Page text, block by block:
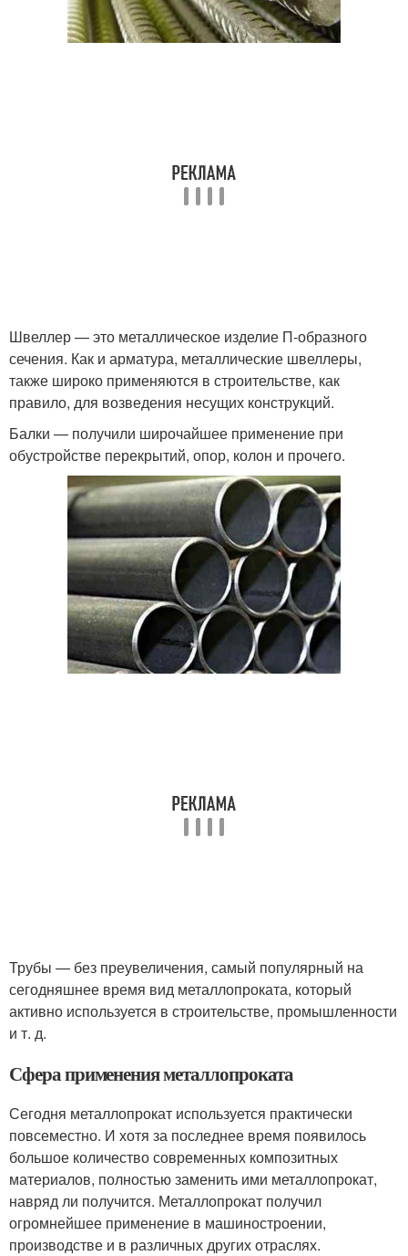
Швеллер — это металлическое изделие П-образного
сечения. Как и арматура, металлические швеллеры,
также широко применяются в строительстве, как
правило, для возведения несущих конструкций.
Балки — получили широчайшее применение при
обустройстве перекрытий, опор, колон и прочего.
Трубы — без преувеличения, самый популярный на
сегодняшнее время вид металлопроката, который
активно используется в строительстве, промышленности
и т. д.
Сфера применения металлопроката
Сегодня металлопрокат используется практически
повсеместно. И хотя за последнее время появилось
большое количество современных композитных
материалов, полностью заменить ими металлопрокат,
навряд ли получится. Металлопрокат получил
огромнейшее применение в машиностроении,
производстве и в различных других отраслях.